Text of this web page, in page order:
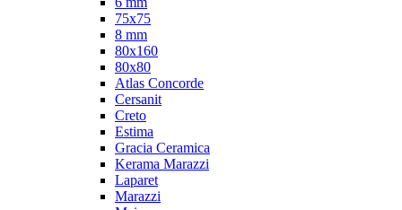
75х75
8 mm
80x160
80x80
Atlas Concorde
Cersanit
Creto
Estima
Gracia Ceramica
Kerama Marazzi
Laparet
Marazzi